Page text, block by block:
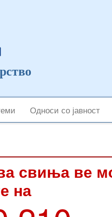
Односи со јавност
свиња ве
на